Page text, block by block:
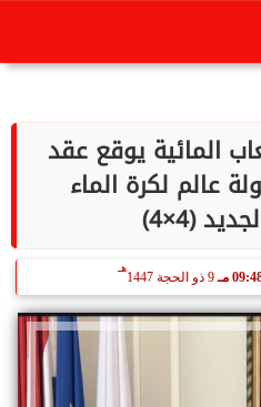
المائية يوقع عقد
عالم لكرة الماء
(4×4)
مـ 9 ذو الحجة 1447
هـ